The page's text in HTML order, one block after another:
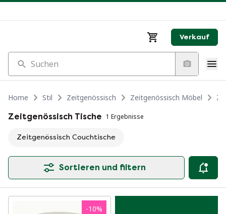
Verkauf
Suchen
Home Stil Zeitgenössisch Zeitgenössisch Möbel
Zeitgenössisch Tische 1 Ergebnisse
Zeitgenössisch Couchtische
Sortieren und filtern
-10%